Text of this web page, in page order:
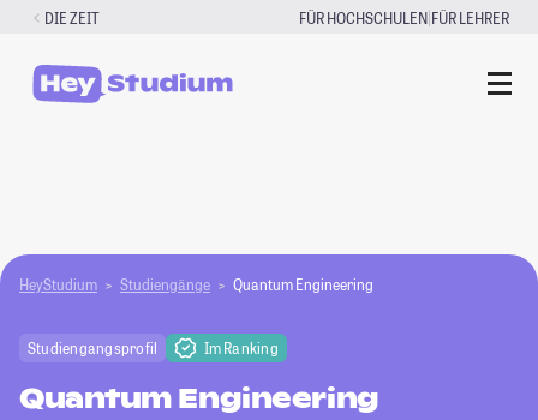
Zum
springen
DIE ZEIT FÜR HOCHSCHULEN|FÜR LEHRER
HeyStudium Studiengänge Quantum Engineering
Studiengangsprofil Im Ranking
Quantum Engineering